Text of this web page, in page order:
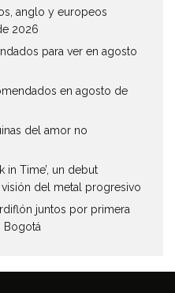
anglo y europeos
2026
para ver en agosto
en agosto de
del amor no
in Time’, un debut
del metal progresivo
juntos por primera
Bogotá